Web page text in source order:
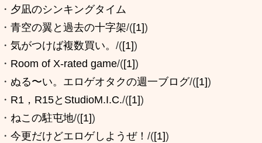
・ 夕凪のシンキングタイム
・ 青空の翼と過去の十字架/([1])
・ 気がつけば複数買い。 /([1])
・ Room of X-rated game/([1])
・ ぬる〜い。エロゲオタクの週一ブログ/([1])
・ R1，R15とStudioM.I.C./([1])
・ ねこの駐屯地/([1])
・ 今更だけどエロゲしようぜ！ /([1])